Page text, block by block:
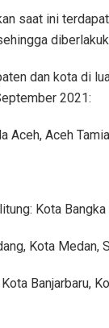
saat ini
dan kota di
2021:
Aceh, Aceh
Kota
Kota
Banjarbaru,